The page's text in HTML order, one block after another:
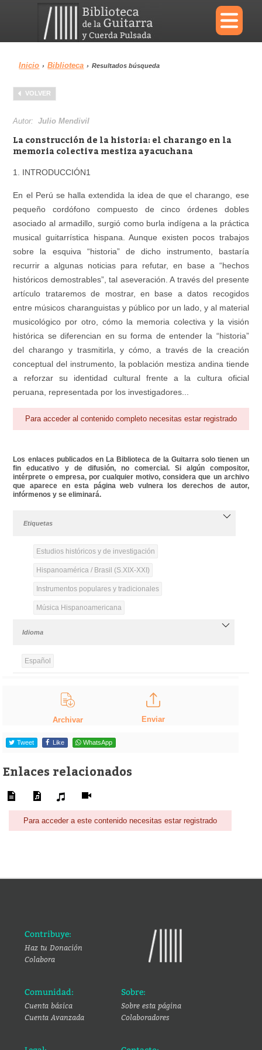
×
Menu
Biblioteca
Inicio › Biblioteca › Resultados búsqueda
VOLVER
Autor:Julio Mendivil
La construcción de la historia: el charango en la
memoria colectiva mestiza ayacuchana
1. INTRODUCCIÓN1
En el Perú se halla extendida la idea de que el charango, ese
pequeño cordófono compuesto de cinco órdenes dobles
asociado al armadillo, surgió como burla indígena a la práctica
musical guitarrística hispana. Aunque existen pocos trabajos
sobre la esquiva “historia” de dicho instrumento, bastaría
recurrir a algunas noticias para refutar, en base a “hechos
históricos demostrables”, tal aseveración. A través del presente
artículo trataremos de mostrar, en base a datos recogidos
entre músicos charanguistas y público por un lado, y al material
musicológico por otro, cómo la memoria colectiva y la visión
histórica se diferencian en su forma de entender la “historia”
del charango y trasmitirla, y cómo, a través de la creación
conceptual del instrumento, la población mestiza andina tiende
a reforzar su identidad cultural frente a la cultura oficial
peruana, representada por los investigadores...
Para acceder al contenido completo necesitas estar registrado
Los enlaces publicados en La Biblioteca de la Guitarra solo tienen un
fin educativo y de difusión, no comercial. Si algún compositor,
intérprete o empresa, por cualquier motivo, considera que un archivo
que aparece en esta página web vulnera los derechos de autor,
infórmenos y se eliminará.
Etiquetas
Estudios históricos y de investigación
Hispanoamérica / Brasil (S.XIX-XXI)
Instrumentos populares y tradicionales
Música Hispanoamericana
Idioma
Español
Archivar Enviar
Tweet Like WhatsApp
Enlaces relacionados
Para acceder a este contenido necesitas estar registrado
Contribuye:
Haz tu Donación
Colabora
Comunidad:
Cuenta básica
Cuenta Avanzada
Sobre:
Sobre esta página
Colaboradores